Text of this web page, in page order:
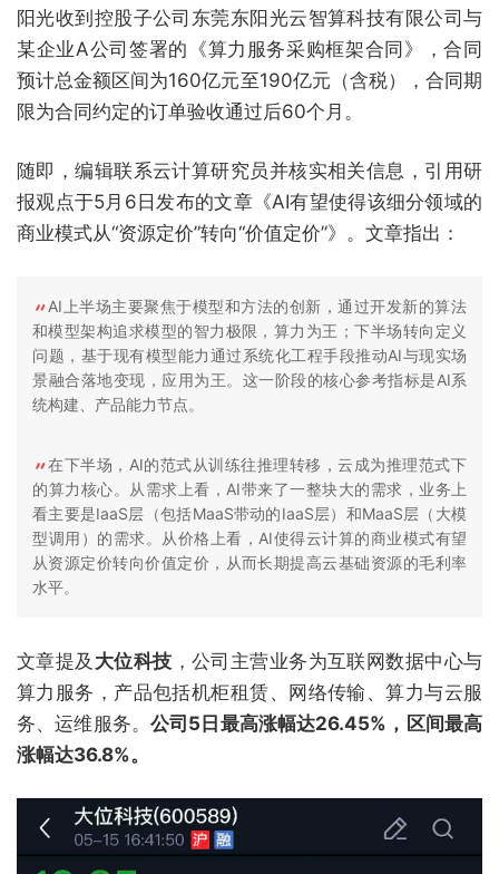
阳光收到控股子公司东莞东阳光云智算科技有限公司与
某企业A公司签署的《算力服务采购框架合同》，合同
预计总金额区间为160亿元至190亿元（含税），合同期
限为合同约定的订单验收通过后60个月。
随即，编辑联系云计算研究员并核实相关信息，引用研
报观点于5月6日发布的文章《AI有望使得该细分领域的
商业模式从“资源定价”转向“价值定价”》。文章指出：
AI上半场主要聚焦于模型和方法的创新，通过开发新的算法
和模型架构追求模型的智力极限，算力为王；下半场转向定义
问题，基于现有模型能力通过系统化工程手段推动AI与现实场
景融合落地变现，应用为王。这一阶段的核心参考指标是AI系
统构建、产品能力节点。
在下半场，AI的范式从训练往推理转移，云成为推理范式下
的算力核心。从需求上看，AI带来了一整块大的需求，业务上
看主要是IaaS层（包括MaaS带动的IaaS层）和MaaS层（大模
型调用）的需求。从价格上看，AI使得云计算的商业模式有望
从资源定价转向价值定价，从而长期提高云基础资源的毛利率
水平。
文章提及 大位科技 ，公司主营业务为互联网数据中心与
算力服务，产品包括机柜租赁、网络传输、算力与云服
务、运维服务。 公司5日最高涨幅达26.45%，区间最高
涨幅达36.8%。